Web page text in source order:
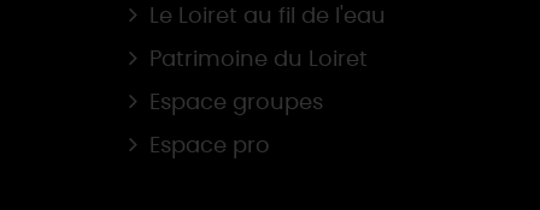
Le Loiret au fil de l'eau
Patrimoine du Loiret
Espace groupes
Espace pro